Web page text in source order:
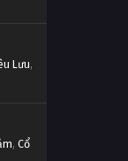
Lưu,
, Cổ